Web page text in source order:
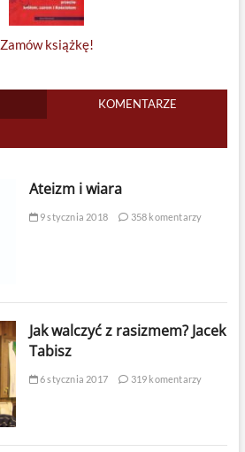
Zamów książkę!
KOMENTARZE
Ateizm i wiara
9 stycznia 2018 358 komentarzy
Jak walczyć z rasizmem? Jacek
Tabisz
6 stycznia 2017 319 komentarzy